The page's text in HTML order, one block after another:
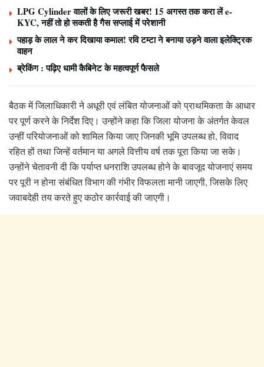
LPG Cylinder वालों के लिए जरूरी खबर! 15 अगस्त तक करा लें e-
KYC, नहीं तो हो सकती है गैस सप्लाई में परेशानी
पहाड़ के लाल ने कर दिखाया कमाल! रवि टम्टा ने बनाया उड़ने वाला इलेक्ट्रिक
वाहन
ब्रेकिंग : पढ़िए धामी कैबिनेट के महत्वपूर्ण फैसले
बैठक में जिलाधिकारी ने अधूरी एवं लंबित योजनाओं को प्राथमिकता के आधार
पर पूर्ण करने के निर्देश दिए। उन्होंने कहा कि जिला योजना के अंतर्गत केवल
उन्हीं परियोजनाओं को शामिल किया जाए जिनकी भूमि उपलब्ध हो, विवाद
रहित हों तथा जिन्हें वर्तमान या अगले वित्तीय वर्ष तक पूरा किया जा सके।
उन्होंने चेतावनी दी कि पर्याप्त धनराशि उपलब्ध होने के बावजूद योजनाएं समय
पर पूरी न होना संबंधित विभाग की गंभीर विफलता मानी जाएगी, जिसके लिए
जवाबदेही तय करते हुए कठोर कार्रवाई की जाएगी।